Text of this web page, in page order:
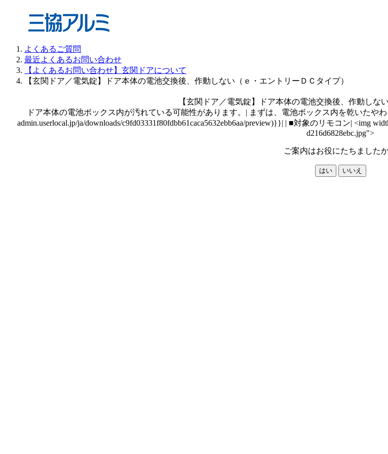
よくあるご質問
最近よくあるお問い合わせ
【よくあるお問い合わせ】玄関ドアについて
【玄関ドア／電気錠】ドア本体の電池交換後、作動しない（ｅ・エントリーＤＣタイプ）
【玄関ドア／電気錠】ドア本体の電池交換後、作動しな
ドア本体の電池ボックス内が汚れている可能性があります。| まずは、電池ボックス内を乾いた
admin.userlocal.jp/ja/downloads/c9fd03331f80fdbb61caca5632ebb6aa/preview)}}| | ■対象のリモコン| <img
d216d6828ebc.jpg">
ご案内はお役にたちました
はい いいえ